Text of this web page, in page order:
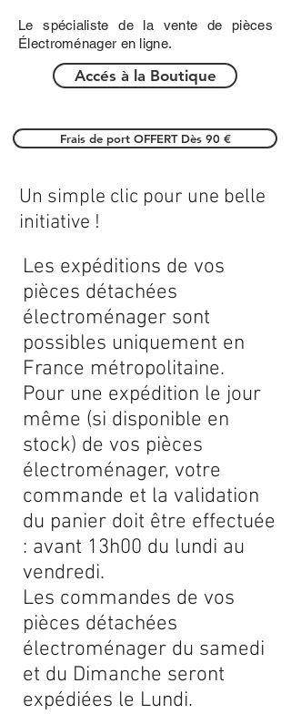
Le spécialiste de la vente de pièces
Électroménager en ligne.
Accés à la Boutique
Frais de port OFFERT Dès 90 €
Les expéditions de vos
pièces détachées
électroménager sont
possibles uniquement en
France métropolitaine.
Pour une expédition le jour
même (si disponible en
stock) de vos pièces
électroménager, votre
commande et la validation
du panier doit être effectuée
: avant 13h00 du lundi au
vendredi.
Les commandes de vos
pièces détachées
électroménager du samedi
et du Dimanche seront
expédiées le Lundi.
Un simple clic pour une belle
initiative !